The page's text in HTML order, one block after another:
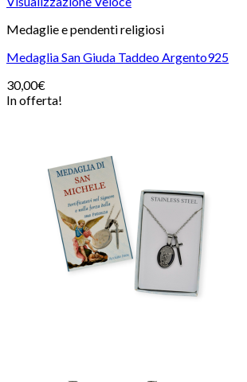
Medaglie e pendenti religiosi
Medaglia San Giuda Taddeo Argento925
30,00€
In offerta!